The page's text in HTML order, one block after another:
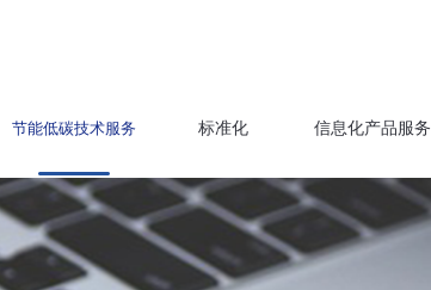
节能低碳技术服务 标准化 信息化产品服务